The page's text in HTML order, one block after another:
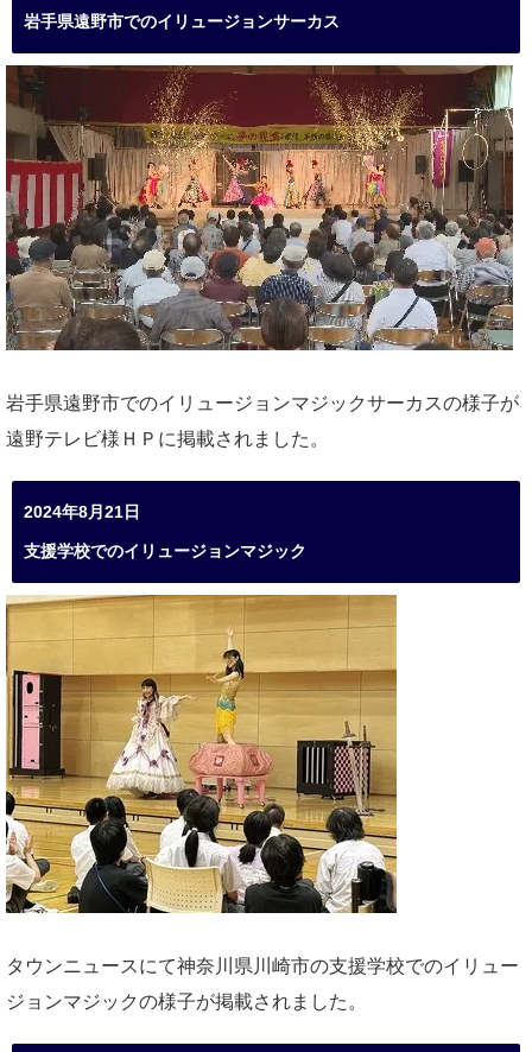
岩手県遠野市でのイリュージョンサーカス
岩手県遠野市でのイリュージョンマジックサーカスの様子が
遠野テレビ様ＨＰに掲載されました。
2024年8月21日
支援学校でのイリュージョンマジック
タウンニュースにて神奈川県川崎市の支援学校でのイリュー
ジョンマジックの様子が掲載されました。